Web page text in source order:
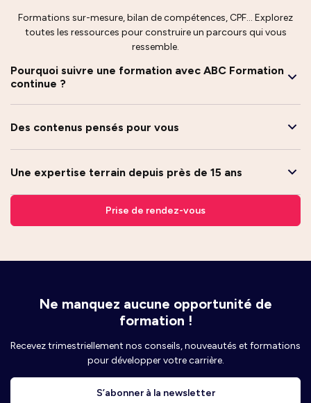
Formations sur-mesure, bilan de compétences, CPF… Explorez
toutes les ressources pour construire un parcours qui vous
ressemble.
Pourquoi suivre une formation avec ABC Formation
continue ?
Des contenus pensés pour vous
Une expertise terrain depuis près de 15 ans
Prise de rendez-vous
Ne manquez aucune opportunité de
formation !
Recevez trimestriellement nos conseils, nouveautés et formations
pour développer votre carrière.
S’abonner à la newsletter